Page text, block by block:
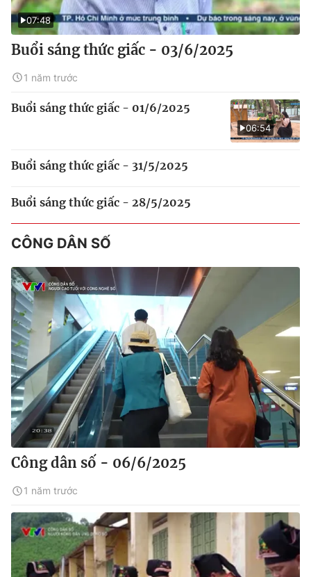
07:48
Buổi sáng thức giấc - 03/6/2025
1 năm trước
06:54
Buổi sáng thức giấc - 01/6/2025
Buổi sáng thức giấc - 31/5/2025
Buổi sáng thức giấc - 28/5/2025
CÔNG DÂN SỐ
Công dân số - 06/6/2025
1 năm trước